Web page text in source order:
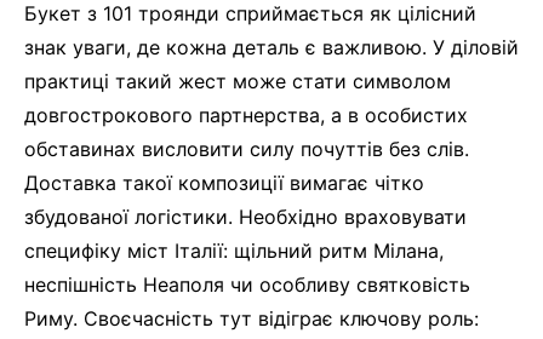
Букет з 101 троянди сприймається як цілісний
знак уваги, де кожна деталь є важливою. У діловій
практиці такий жест може стати символом
довгострокового партнерства, а в особистих
обставинах висловити силу почуттів без слів.
Доставка такої композиції вимагає чітко
збудованої логістики. Необхідно враховувати
специфіку міст Італії: щільний ритм Мілана,
неспішність Неаполя чи особливу святковість
Риму. Своєчасність тут відіграє ключову роль: